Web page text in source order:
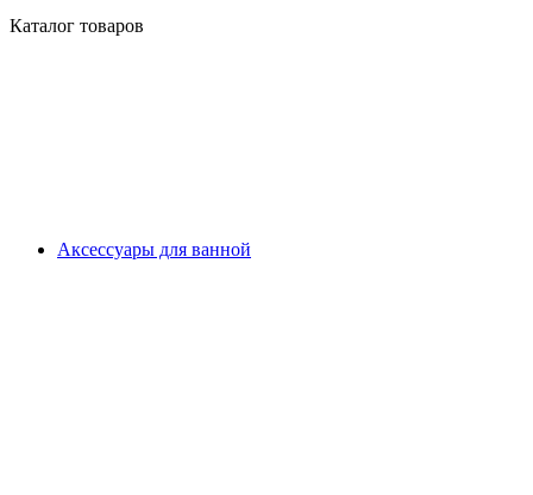
Каталог товаров
Аксессуары для ванной